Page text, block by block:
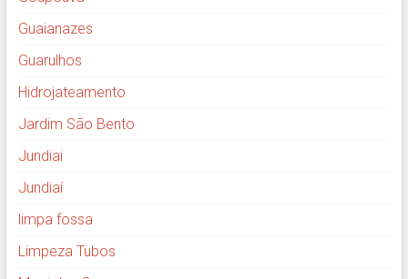
Guaianazes
Guarulhos
Hidrojateamento
Jardim São Bento
Jundiai
Jundiaí
limpa fossa
Limpeza Tubos